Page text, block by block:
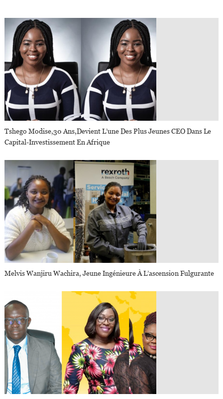
Tshego Modise,30 Ans,devient L’une Des Plus Jeunes CEO Dans Le
Capital-Investissement En Afrique
Melvis Wanjiru Wachira, Jeune Ingénieure À L’ascension Fulgurante